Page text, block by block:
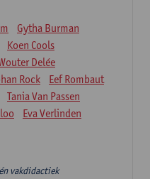
Gytha Burman
Koen Cools
Delée
Rock
Eef Rombaut
Tania Van Passen
Eva Verlinden
vakdidactiek